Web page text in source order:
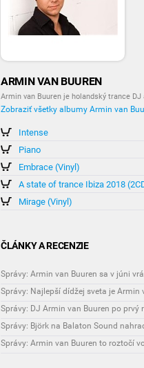
ARMIN VAN BUUREN
Armin van Buuren je holandský trance DJ
Zobraziť všetky albumy Armin van
Intense
Piano
Embrace (Vinyl)
A state of trance Ibiza 2018
Mirage (Vinyl)
ČLÁNKY A RECENZIE
Správy: Armin van Buuren sa v júni
Správy: Najlepší dídžej sveta je Armin
Správy: DJ Armin van Buuren po prvý
Správy: Björk na Balaton Sound
Správy: Armin van Buuren to roztočí